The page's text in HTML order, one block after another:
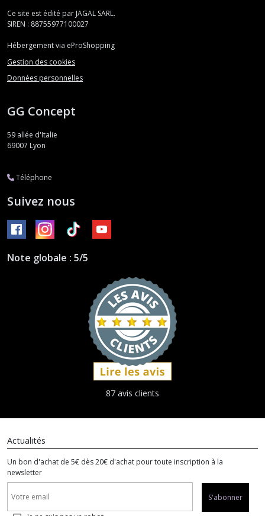
Ce site est édité par JAGAL SARL.
SIREN : 88755977100027
Hébergement via eProShopping
Gestion des cookies
Données personnelles
GG Concept
59 allée d'Italie
69007 Lyon
Téléphone
Suivez nous
Note globale : 5/5
87 avis clients
Actualités
Un bon d'achat de 5€ dès 20€ d'achat pour toute inscription à la
newsletter
S'abonner